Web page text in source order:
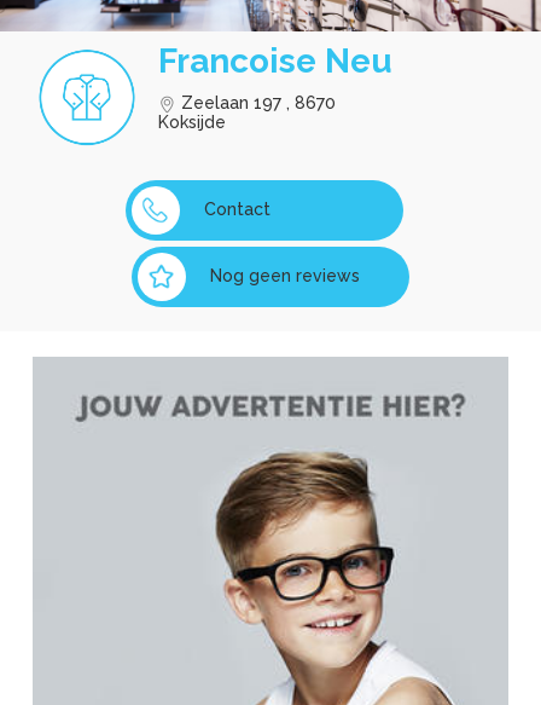
Francoise Neu
Zeelaan 197 , 8670
Koksijde
Contact
Nog geen reviews